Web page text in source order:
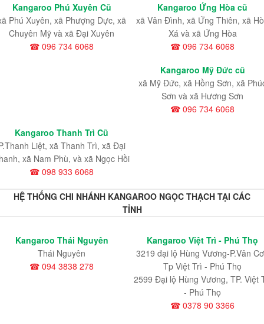
Kangaroo Phú Xuyên Cũ
Phú Xuyên, xã Phượng Dực, xã
Chuyên Mỹ và xã Đại Xuyên
☎ 096 734 6068
Kangaroo Ứng Hòa cũ
xã Vân Đình, xã Ứng Thiên, xã
Xá và xã Ứng Hòa
☎ 096 734 6068
Kangaroo Mỹ Đức cũ
xã Mỹ Đức, xã Hồng Sơn, xã
Sơn và xã Hương Sơn
☎ 096 734 6068
Kangaroo Thanh Trì Cũ
Liệt, xã Thanh Trì, xã Đại
xã Nam Phù, và xã Ngọc Hồi
☎ 098 933 6068
HỆ THỐNG CHI NHÁNH KANGAROO NGỌC THẠCH TẠI CÁC
TỈNH
Kangaroo Thái Nguyên
Thái Nguyên
☎ 094 3838 278
Kangaroo Việt Trì - Phú Thọ
3219 đại lộ Hùng Vương-P.Vân
Tp Việt Trì - Phú Thọ
2599 Đại lộ Hùng Vương, TP. Việt
- Phú Thọ
☎ 0378 90 3366